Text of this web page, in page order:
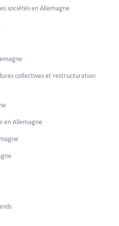
sociétés en Allemagne
collectives et restructuration
en Allemagne